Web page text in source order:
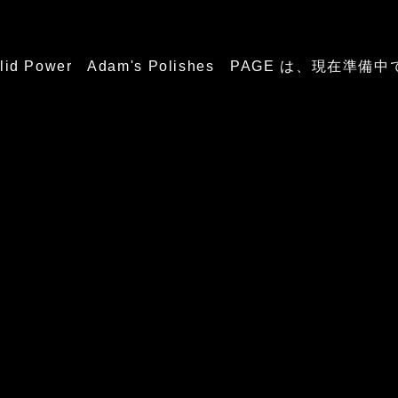
Power Adam's Polishes PAGE は、現在準備中